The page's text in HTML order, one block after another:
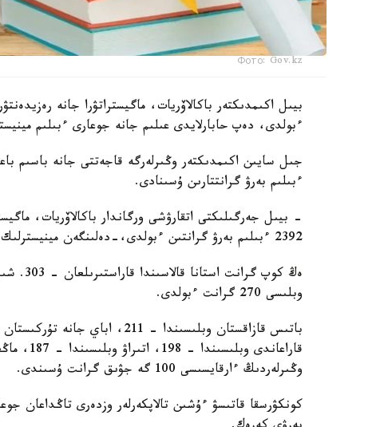
Фото: Gov.kz
ءبولدى، دەپ حابارلايدى عىلىم جانە جوعارى ءبىلىم
جىل سايىن اكىمدىكتەر وڭىرلەرگە قاجەتتى جانە باسىم
ءبىلىم بەرۋ گرانتتارىن ۇسىنادى.
- بيىل جەرگىلىكتى اتقارۋشى ورگاندار باكالاۆريات،
2392 ءبىلىم بەرۋ گرانتىن ءبولدى،-دەلىنگەن مينيسترلىك حابارلاماسىندا.
وبلىسى 270 گرانت ءبولدى.
وڭىرلەردىڭ ءارقايسىسى 100 گە جۋىق گرانت ۇسىندى.
كونكۋرسقا قاتىسۋ ءۇشىن تالاپكەرلەر وزدەرى تاڭداعان